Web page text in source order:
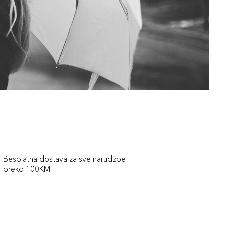
Besplatna dostava za sve narudźbe
preko 100KM